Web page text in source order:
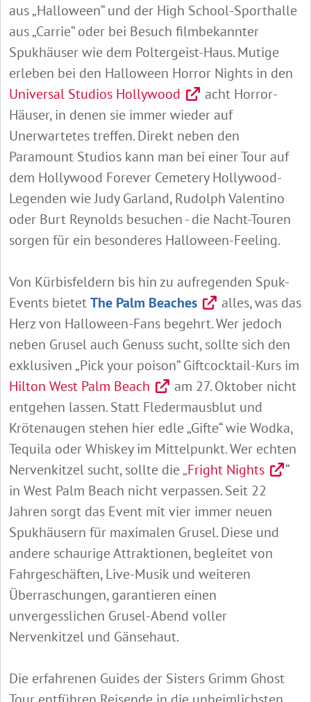
aus „Halloween“ und der High School-Sporthalle
aus „Carrie“ oder bei Besuch filmbekannter
Spukhäuser wie dem Poltergeist-Haus. Mutige
erleben bei den Halloween Horror Nights in den
Universal Studios Hollywood
acht Horror-
Häuser, in denen sie immer wieder auf
Unerwartetes treffen. Direkt neben den
Paramount Studios kann man bei einer Tour auf
dem Hollywood Forever Cemetery Hollywood-
Legenden wie Judy Garland, Rudolph Valentino
oder Burt Reynolds besuchen - die Nacht-Touren
sorgen für ein besonderes Halloween-Feeling.
Von Kürbisfeldern bis hin zu aufregenden Spuk-
Events bietetThe Palm Beaches
alles, was das
Herz von Halloween-Fans begehrt. Wer jedoch
neben Grusel auch Genuss sucht, sollte sich den
exklusiven „Pick your poison” Giftcocktail-Kurs im
Hilton West Palm Beach
am 27. Oktober nicht
entgehen lassen. Statt Fledermausblut und
Krötenaugen stehen hier edle „Gifte“ wie Wodka,
Tequila oder Whiskey im Mittelpunkt. Wer echten
Nervenkitzel sucht, sollte die „Fright Nights
“
in West Palm Beach nicht verpassen. Seit 22
Jahren sorgt das Event mit vier immer neuen
Spukhäusern für maximalen Grusel. Diese und
andere schaurige Attraktionen, begleitet von
Fahrgeschäften, Live-Musik und weiteren
Überraschungen, garantieren einen
unvergesslichen Grusel-Abend voller
Nervenkitzel und Gänsehaut.
Die erfahrenen Guides der Sisters Grimm Ghost